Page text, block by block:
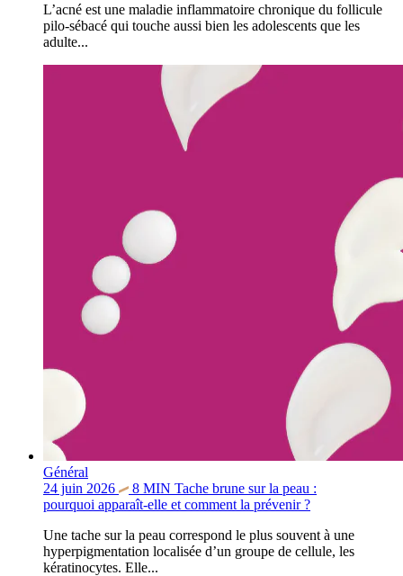
L’acné est une maladie inflammatoire chronique du follicule
pilo-sébacé qui touche aussi bien les adolescents que les
adulte...
Général
24 juin 2026
8 MIN Tache brune sur la peau :
pourquoi apparaît-elle et comment la prévenir ?
Une tache sur la peau correspond le plus souvent à une
hyperpigmentation localisée d’un groupe de cellule, les
kératinocytes. Elle...